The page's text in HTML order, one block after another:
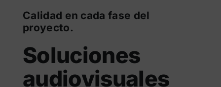
Calidad en cada fase del
proyecto.
Soluciones
audiovisuales